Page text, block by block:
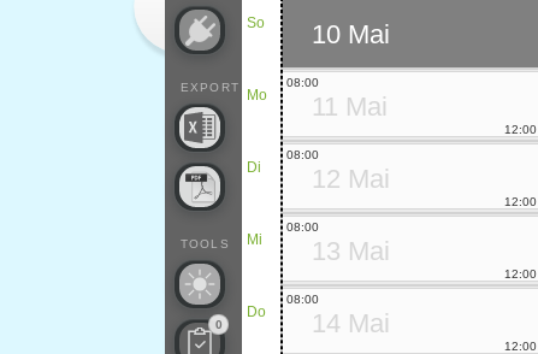
EXPORT
TOOLS
0
So
Mo
Di
Mi
Do
10 Mai
11 Mai
08:00
12:00
12 Mai
08:00
12:00
13 Mai
08:00
12:00
14 Mai
08:00
12:00